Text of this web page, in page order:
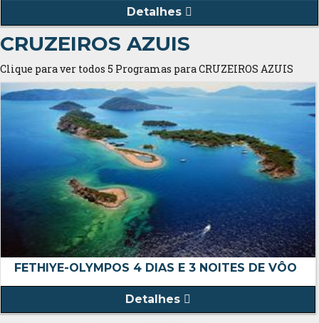
Detalhes
CRUZEIROS AZUIS
Clique para ver todos 5 Programas para CRUZEIROS AZUIS
FETHIYE-OLYMPOS 4 DIAS E 3 NOITES DE VÔO
Detalhes